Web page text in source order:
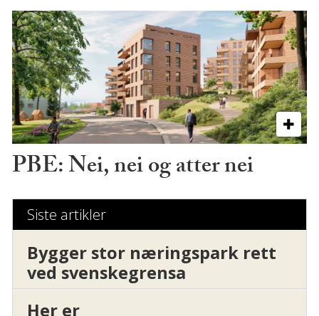
PBE: Nei, nei og atter nei
Siste artikler
Bygger stor næringspark rett
ved svenskegrensa
Her er